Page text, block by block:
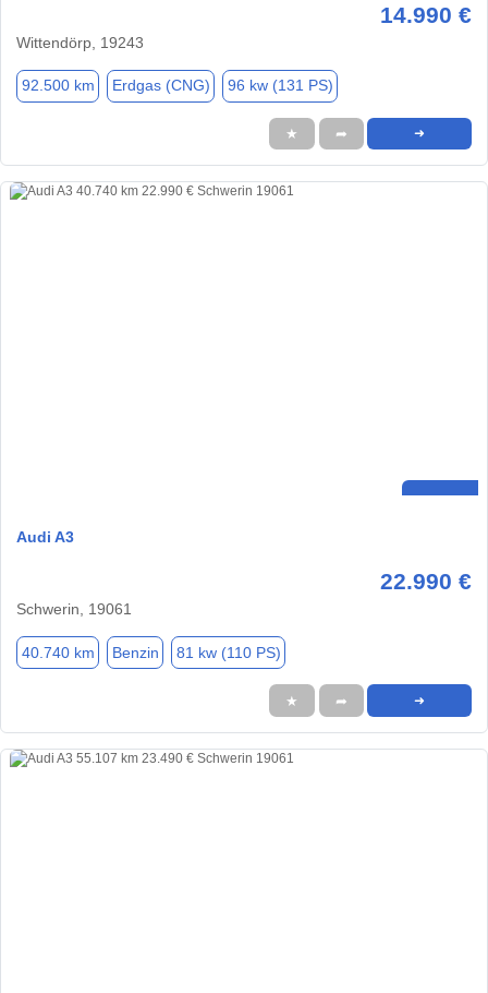
14.990 €
Wittendörp, 19243
92.500 km Erdgas (CNG) 96 kw (131 PS)
★ ➦ ➜
Audi A3
22.990 €
Schwerin, 19061
40.740 km Benzin 81 kw (110 PS)
★ ➦ ➜